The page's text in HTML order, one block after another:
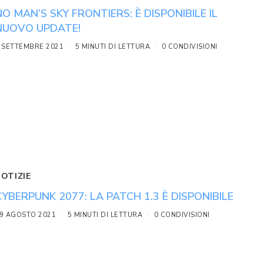
MAN’S SKY FRONTIERS: È DISPONIBILE IL
UPDATE!
2021 5 MINUTI DI LETTURA 0 CONDIVISIONI
2077: LA PATCH 1.3 È DISPONIBILE
AGOSTO 2021 5 MINUTI DI LETTURA 0 CONDIVISIONI